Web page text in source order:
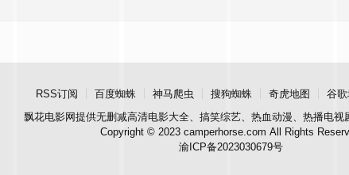
RSS订阅 百度蜘蛛 神马爬虫 搜狗蜘蛛 奇虎地图 谷
飘花电影网提供无删减高清电影大全、搞笑综艺、热血动漫、热播电视
Copyright © 2023 camperhorse.com All Rights
渝ICP备2023030679号